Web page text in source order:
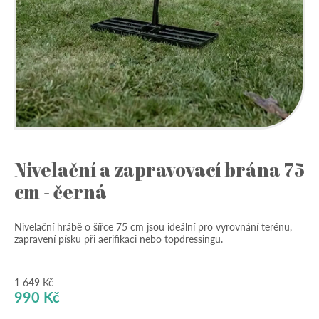
Nivelační a zapravovací brána 75
cm - černá
Nivelační hrábě o šířce 75 cm jsou ideální pro vyrovnání terénu,
zapravení písku při aerifikaci nebo topdressingu.
1 649Kč
Původní
990 Kč